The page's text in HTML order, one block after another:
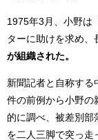
1975年3月、小野は
ターに助けを求め、
が組織された。
新聞記者と自称する
件の前例から小野の
的に調べ、被差別部
を二人三脚で突っ走